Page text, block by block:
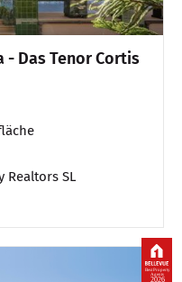
Das Tenor Cortis
Realtors SL
2026
Best Property
Agents